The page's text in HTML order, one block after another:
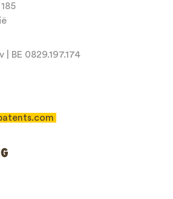
reCAPTCHA and the Google
BE 0829.197.174